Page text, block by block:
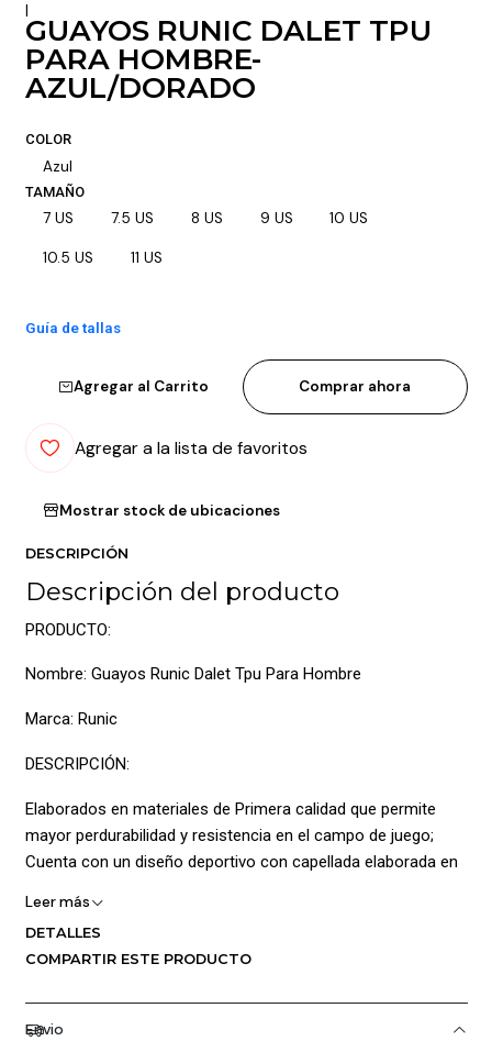
|
GUAYOS RUNIC DALET TPU
PARA HOMBRE-
AZUL/DORADO
COLOR
Azul
TAMAÑO
7 US 7.5 US 8 US 9 US 10 US
10.5 US 11 US
Guía de tallas
Agregar al Carrito Comprar ahora
Agregar a la lista de favoritos
Mostrar stock de ubicaciones
DESCRIPCIÓN
Descripción del producto
PRODUCTO:
Nombre: Guayos Runic Dalet Tpu Para Hombre
Marca: Runic
DESCRIPCIÓN:
Elaborados en materiales de Primera calidad que permite
mayor perdurabilidad y resistencia en el campo de juego;
Cuenta con un diseño deportivo con capellada elaborada en
lengüeta delgada se adapta fácilmente al empeine del pie y la
parte interna posee textura suave al tacto maximizado la
sensación de confort igualmente posee Logo estampado en
Leer más
DETALLES
COMPARTIR ESTE PRODUCTO
Envio